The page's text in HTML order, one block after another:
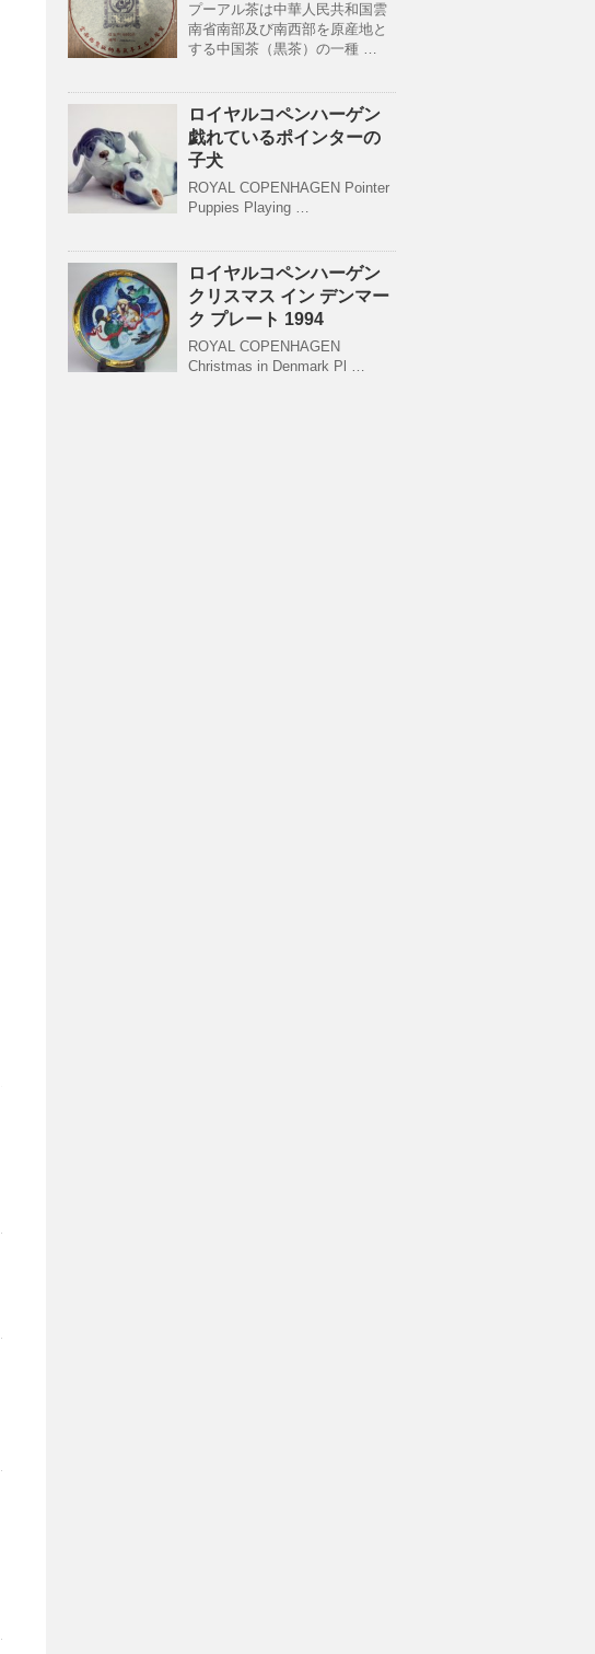
プーアル茶は中華人民共和国雲
南省南部及び南西部を原産地と
する中国茶（黒茶）の一種 …
ロイヤルコペンハーゲン
戯れているポインターの
子犬
ROYAL COPENHAGEN Pointer
Puppies Playing …
ロイヤルコペンハーゲン
クリスマス イン デンマー
ク プレート 1994
ROYAL COPENHAGEN
Christmas in Denmark Pl …